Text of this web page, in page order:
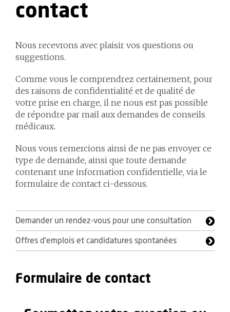
contact
Nous recevrons avec plaisir vos questions ou
suggestions.
Comme vous le comprendrez certainement, pour
des raisons de confidentialité et de qualité de
votre prise en charge, il ne nous est pas possible
de répondre par mail aux demandes de conseils
médicaux.
Nous vous remercions ainsi de ne pas envoyer ce
type de demande, ainsi que toute demande
contenant une information confidentielle, via le
formulaire de contact ci-dessous.
Demander un rendez-vous pour une consultation
Offres d'emplois et candidatures spontanées
Formulaire de contact